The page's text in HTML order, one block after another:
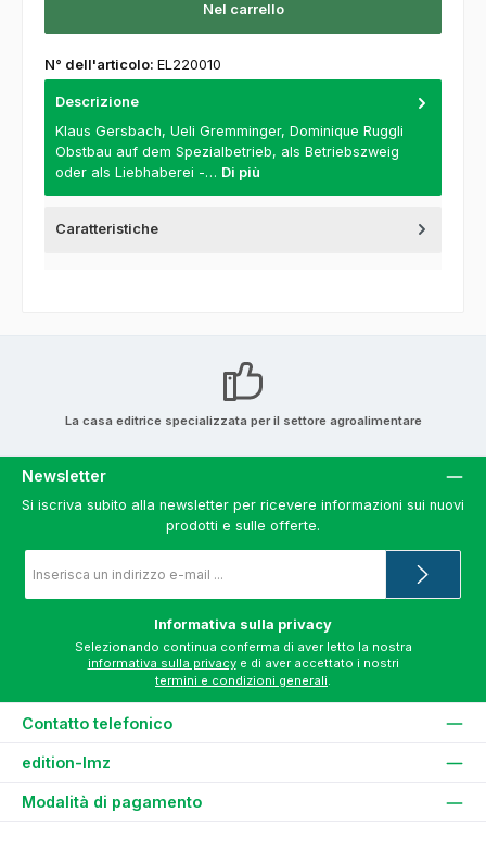
Nel carrello
N° dell'articolo: EL220010
Descrizione
Klaus Gersbach, Ueli Gremminger, Dominique Ruggli
Obstbau auf dem Spezialbetrieb, als Betriebszweig
oder als Liebhaberei -… Di più
Caratteristiche
La casa editrice specializzata per il settore agroalimentare
Newsletter
Si iscriva subito alla newsletter per ricevere informazioni sui nuovi
prodotti e sulle offerte.
e-
*
Informativa sulla privacy
informativa sulla privacy
termini e condizioni generali
Contatto telefonico
edition-lmz
Modalità di pagamento